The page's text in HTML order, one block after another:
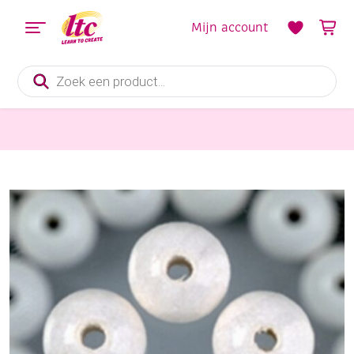
Producten
zoeken
Mijn account